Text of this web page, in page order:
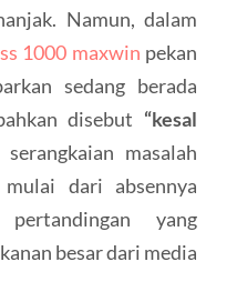
Namun, dalam
1000 maxwin pekan
sedang berada
disebut “kesal
masalah
dari absennya
yang
besar dari media